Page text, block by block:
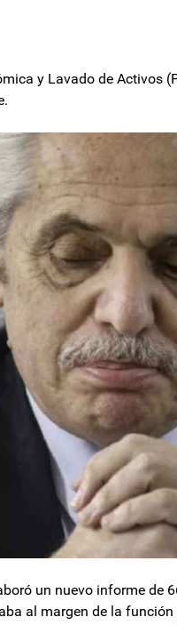
y Lavado de Activos
un nuevo informe de
al margen de la